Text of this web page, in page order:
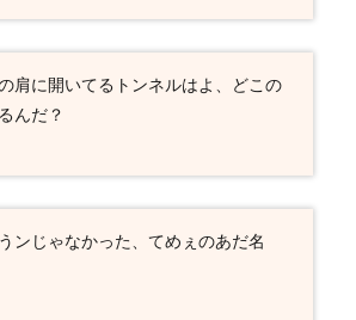
肩に開いてるトンネルはよ、どこの
んだ？
ンじゃなかった、てめぇのあだ名